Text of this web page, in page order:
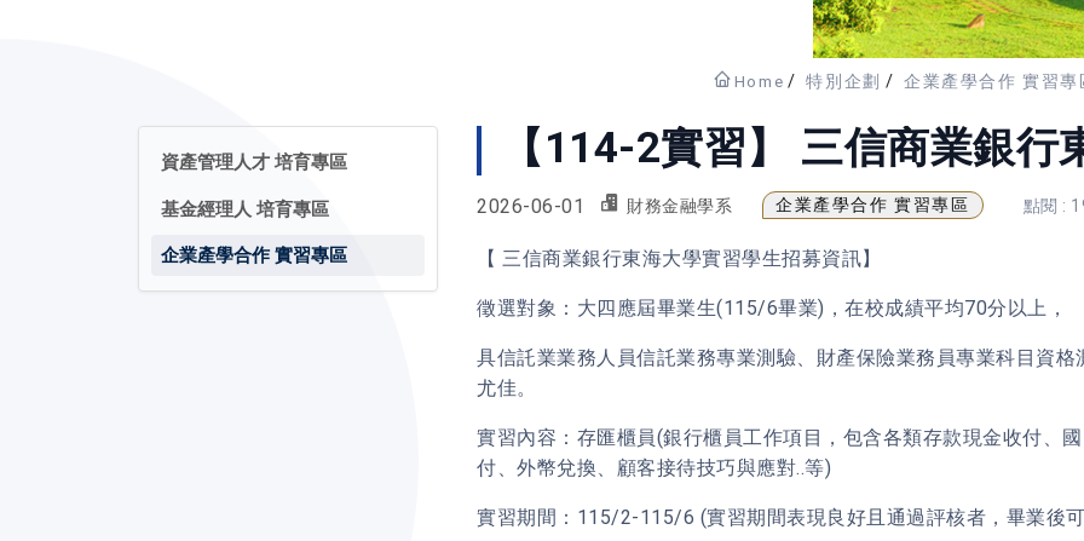
Home 特別企劃 企業產學合作 實習專
資產管理人才 培育專區
基金經理人 培育專區
企業產學合作 實習專區
【114-2實習】 三信商業銀行
2026-06-01 財務金融學系 企業產學合作 實習專區 點閱 :
【 三信商業銀行東海大學實習學生招募資訊】
徵選對象：大四應屆畢業生(115/6畢業)，在校成績平均70分以上，
具信託業業務人員信託業務專業測驗、財產保險業務員專業科目資
尤佳。
實習內容：存匯櫃員(銀行櫃員工作項目，包含各類存款現金收付、
付、外幣兌換、顧客接待技巧與應對..等)
實習期間：115/2-115/6 (實習期間表現良好且通過評核者，畢業後